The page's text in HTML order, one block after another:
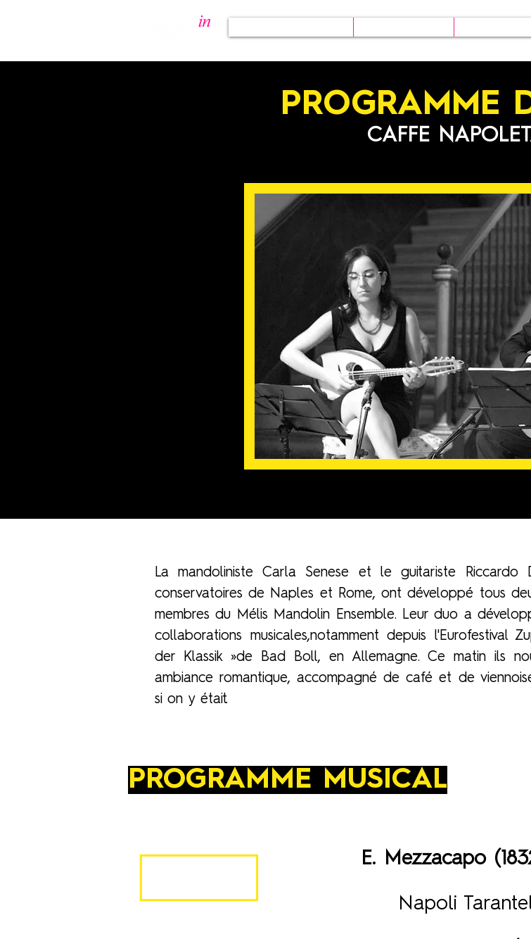
CAFFE
PROGRAMME
La mandoliniste Carla Senese et le guitariste Riccardo
conservatoires de Naples et Rome, ont développé tous
membres du Mélis Mandolin Ensemble. Leur duo a
collaborations musicales,notamment depuis l'Eurofestival
der Klassik »de Bad Boll, en Allemagne. Ce matin ils
ambiance romantique, accompagné de café et de
si on y était.
PROGRAMME MUSICAL
E. Mezzacapo
Napoli